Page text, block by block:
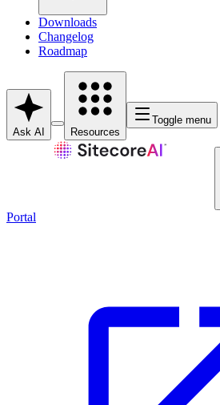
Downloads
Changelog
Roadmap
Ask AI Resources
Toggle menu
Portal